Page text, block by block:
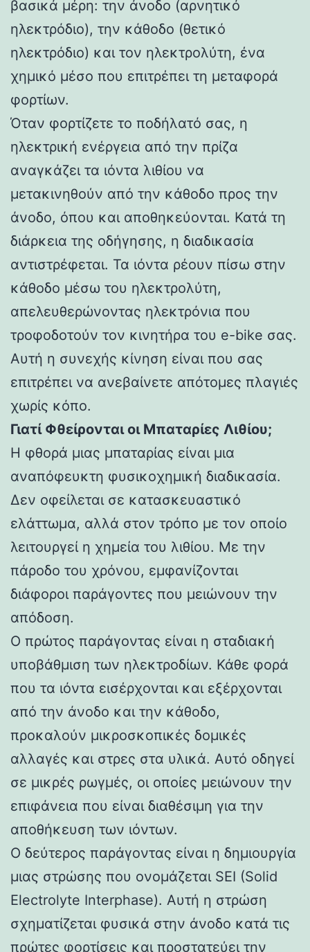
βασικά μέρη: την άνοδο (αρνητικό
ηλεκτρόδιο), την κάθοδο (θετικό
ηλεκτρόδιο) και τον ηλεκτρολύτη, ένα
χημικό μέσο που επιτρέπει τη μεταφορά
φορτίων.
Όταν φορτίζετε το ποδήλατό σας, η
ηλεκτρική ενέργεια από την πρίζα
αναγκάζει τα ιόντα λιθίου να
μετακινηθούν από την κάθοδο προς την
άνοδο, όπου και αποθηκεύονται. Κατά τη
διάρκεια της οδήγησης, η διαδικασία
αντιστρέφεται. Τα ιόντα ρέουν πίσω στην
κάθοδο μέσω του ηλεκτρολύτη,
απελευθερώνοντας ηλεκτρόνια που
τροφοδοτούν τον κινητήρα του e-bike σας.
Αυτή η συνεχής κίνηση είναι που σας
επιτρέπει να ανεβαίνετε απότομες πλαγιές
χωρίς κόπο.
Γιατί Φθείρονται οι Μπαταρίες Λιθίου;
Η φθορά μιας μπαταρίας είναι μια
αναπόφευκτη φυσικοχημική διαδικασία.
Δεν οφείλεται σε κατασκευαστικό
ελάττωμα, αλλά στον τρόπο με τον οποίο
λειτουργεί η χημεία του λιθίου. Με την
πάροδο του χρόνου, εμφανίζονται
διάφοροι παράγοντες που μειώνουν την
απόδοση.
Ο πρώτος παράγοντας είναι η σταδιακή
υποβάθμιση των ηλεκτροδίων. Κάθε φορά
που τα ιόντα εισέρχονται και εξέρχονται
από την άνοδο και την κάθοδο,
προκαλούν μικροσκοπικές δομικές
αλλαγές και στρες στα υλικά. Αυτό οδηγεί
σε μικρές ρωγμές, οι οποίες μειώνουν την
επιφάνεια που είναι διαθέσιμη για την
αποθήκευση των ιόντων.
Ο δεύτερος παράγοντας είναι η δημιουργία
μιας στρώσης που ονομάζεται SEI (Solid
Electrolyte Interphase). Αυτή η στρώση
σχηματίζεται φυσικά στην άνοδο κατά τις
πρώτες φορτίσεις και προστατεύει την